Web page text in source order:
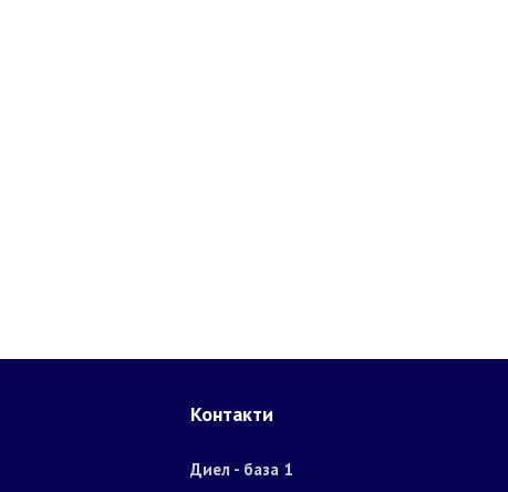
Контакти
Диел - база 1